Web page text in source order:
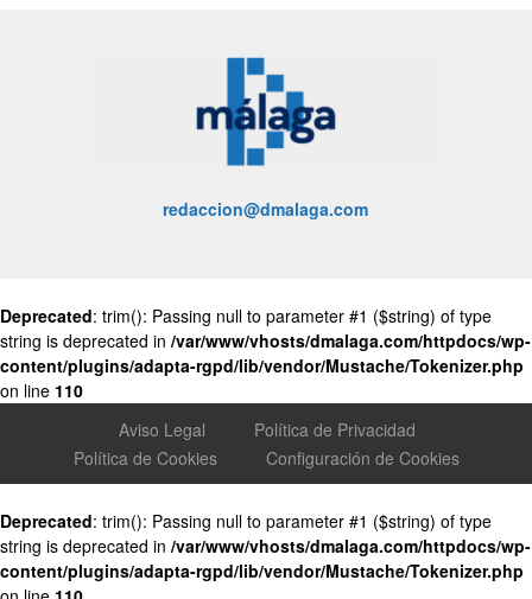
redaccion@dmalaga.com
Deprecated: trim(): Passing null to parameter #1 ($string) of type
string is deprecated in /var/www/vhosts/dmalaga.com/httpdocs/wp-
content/plugins/adapta-rgpd/lib/vendor/Mustache/Tokenizer.php
on line 110
Aviso Legal
Política de Privacidad
Política de Cookies
Configuración de Cookies
Deprecated: trim(): Passing null to parameter #1 ($string) of type
string is deprecated in /var/www/vhosts/dmalaga.com/httpdocs/wp-
content/plugins/adapta-rgpd/lib/vendor/Mustache/Tokenizer.php